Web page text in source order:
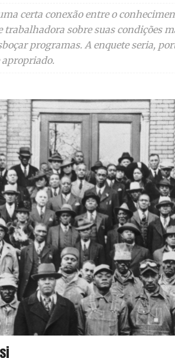
certa conexão entre o
sobre suas condições
programas. A enquete seria,